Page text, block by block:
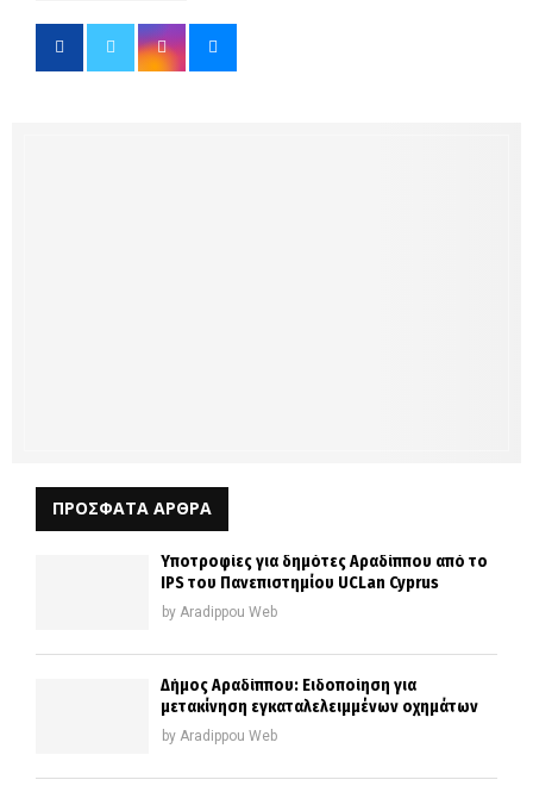
ΠΡΟΣΦΑΤΑ ΑΡΘΡΑ
Υποτροφίες για δημότες Αραδίππου από το
IPS του Πανεπιστημίου UCLan Cyprus
by Aradippou Web
Δήμος Αραδίππου: Ειδοποίηση για
μετακίνηση εγκαταλελειμμένων οχημάτων
by Aradippou Web